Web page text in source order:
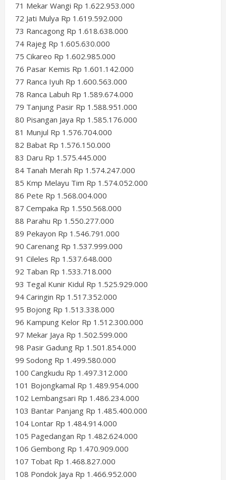
71 Mekar Wangi Rp 1.622.953.000
72 Jati Mulya Rp 1.619.592.000
73 Rancagong Rp 1.618.638.000
74 Rajeg Rp 1.605.630.000
75 Cikareo Rp 1.602.985.000
76 Pasar Kemis Rp 1.601.142.000
77 Ranca Iyuh Rp 1.600.563.000
78 Ranca Labuh Rp 1.589.674.000
79 Tanjung Pasir Rp 1.588.951.000
80 Pisangan Jaya Rp 1.585.176.000
81 Munjul Rp 1.576.704.000
82 Babat Rp 1.576.150.000
83 Daru Rp 1.575.445.000
84 Tanah Merah Rp 1.574.247.000
85 Kmp Melayu Tim Rp 1.574.052.000
86 Pete Rp 1.568.004.000
87 Cempaka Rp 1.550.568.000
88 Parahu Rp 1.550.277.000
89 Pekayon Rp 1.546.791.000
90 Carenang Rp 1.537.999.000
91 Cileles Rp 1.537.648.000
92 Taban Rp 1.533.718.000
93 Tegal Kunir Kidul Rp 1.525.929.000
94 Caringin Rp 1.517.352.000
95 Bojong Rp 1.513.338.000
96 Kampung Kelor Rp 1.512.300.000
97 Mekar Jaya Rp 1.502.599.000
98 Pasir Gadung Rp 1.501.854.000
99 Sodong Rp 1.499.580.000
100 Cangkudu Rp 1.497.312.000
101 Bojongkamal Rp 1.489.954.000
102 Lembangsari Rp 1.486.234.000
103 Bantar Panjang Rp 1.485.400.000
104 Lontar Rp 1.484.914.000
105 Pagedangan Rp 1.482.624.000
106 Gembong Rp 1.470.909.000
107 Tobat Rp 1.468.827.000
108 Pondok Jaya Rp 1.466.952.000